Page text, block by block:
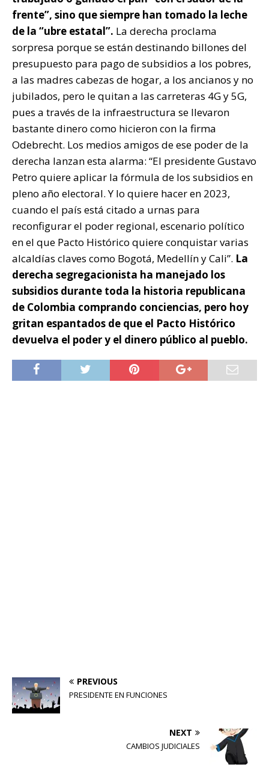
frente”, sino que siempre han tomado la leche
de la “ubre estatal”. La derecha proclama
sorpresa porque se están destinando billones del
presupuesto para pago de subsidios a los pobres,
a las madres cabezas de hogar, a los ancianos y no
jubilados, pero le quitan a las carreteras 4G y 5G,
pues a través de la infraestructura se llevaron
bastante dinero como hicieron con la firma
Odebrecht. Los medios amigos de ese poder de la
derecha lanzan esta alarma: “El presidente Gustavo
Petro quiere aplicar la fórmula de los subsidios en
pleno año electoral. Y lo quiere hacer en 2023,
cuando el país está citado a urnas para
reconfigurar el poder regional, escenario político
en el que Pacto Histórico quiere conquistar varias
alcaldías claves como Bogotá, Medellín y Cali”. La
derecha segregacionista ha manejado los
subsidios durante toda la historia republicana
de Colombia comprando conciencias, pero hoy
gritan espantados de que el Pacto Histórico
devuelva el poder y el dinero público al pueblo.
PREVIOUS
PRESIDENTE EN FUNCIONES
NEXT
CAMBIOS JUDICIALES